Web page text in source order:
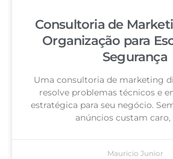
Consultoria de
Organização para
Segurança
Uma consultoria de marketing
resolve problemas técnicos e
estratégica para seu negócio.
anúncios custam caro,
Mauricio Junior